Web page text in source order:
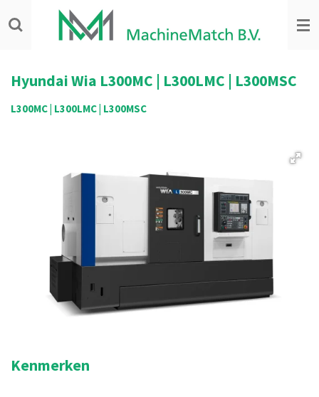
direct
hoofdinhoud
Hyundai Wia L300MC | L300LMC | L300MSC
L300MC | L300LMC | L300MSC
Kenmerken